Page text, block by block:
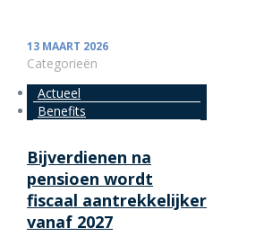
13 MAART 2026
Categorieën
Actueel
Benefits
Bijverdienen na
pensioen wordt
fiscaal aantrekkelijker
vanaf 2027